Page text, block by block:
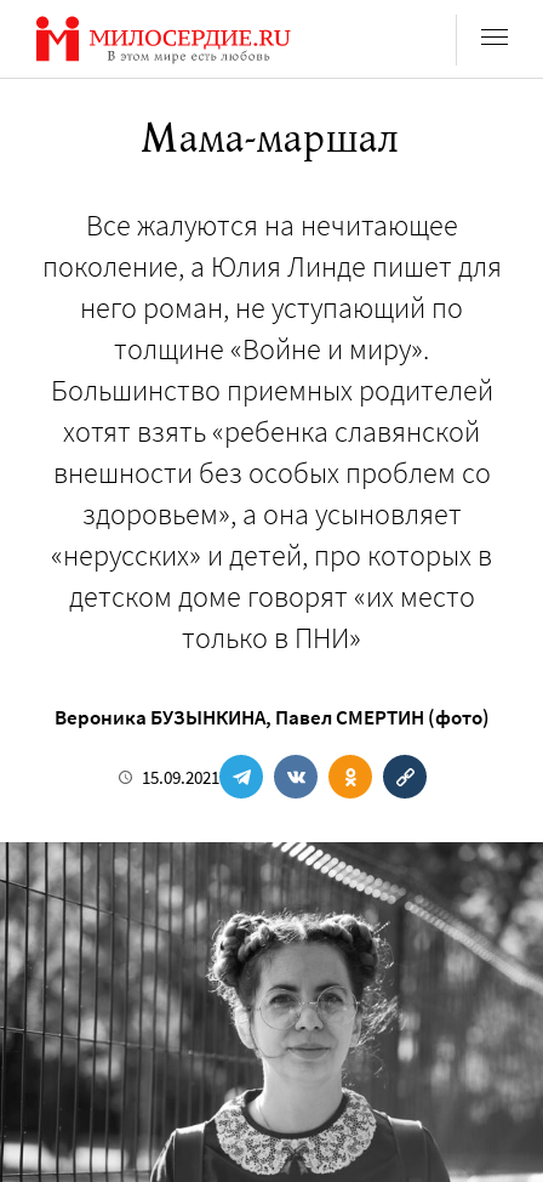
Перейти
содержанию
Мама-маршал
Все жалуются на нечитающее
поколение, а Юлия Линде пишет для
него роман, не уступающий по
толщине «Войне и миру».
Большинство приемных родителей
хотят взять «ребенка славянской
внешности без особых проблем со
здоровьем», а она усыновляет
«нерусских» и детей, про которых в
детском доме говорят «их место
только в ПНИ»
Вероника БУЗЫНКИНА, Павел СМЕРТИН (фото)
15.09.2021